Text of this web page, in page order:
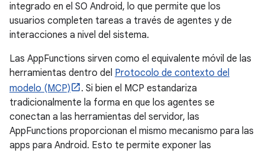
integrado en el SO Android, lo que permite que los
usuarios completen tareas a través de agentes y de
interacciones a nivel del sistema.
Las AppFunctions sirven como el equivalente móvil de las
herramientas dentro del Protocolo de contexto del
modelo (MCP)
. Si bien el MCP estandariza
tradicionalmente la forma en que los agentes se
conectan a las herramientas del servidor, las
AppFunctions proporcionan el mismo mecanismo para las
apps para Android. Esto te permite exponer las